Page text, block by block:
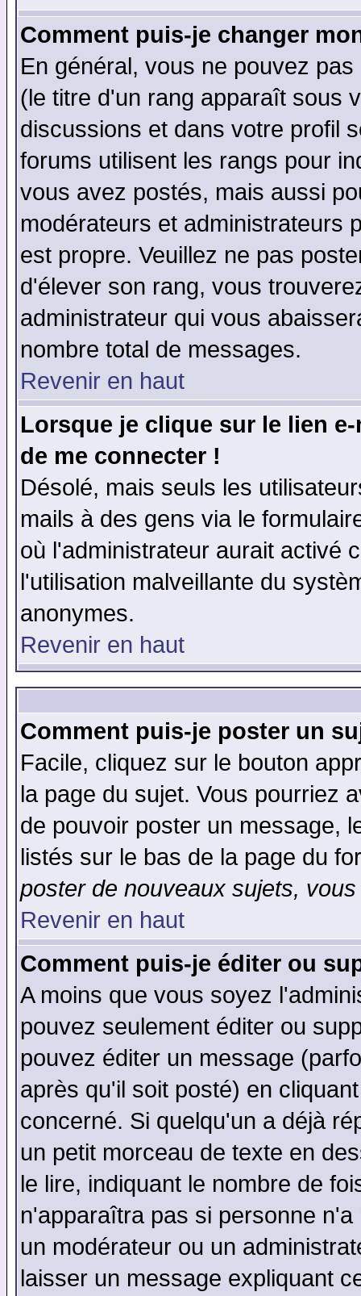
Comment puis-je changer
En général, vous ne pouvez
(le titre d'un rang apparaît sous
discussions et dans votre profil
forums utilisent les rangs pour
vous avez postés, mais aussi
modérateurs et administrateurs
est propre. Veuillez ne pas
d'élever son rang, vous
administrateur qui vous
nombre total de messages.
Revenir en haut
Lorsque je clique sur le lien
de me connecter !
Désolé, mais seuls les
mails à des gens via le
où l'administrateur aurait activé
l'utilisation malveillante du
anonymes.
Revenir en haut
Comment puis-je poster un
Facile, cliquez sur le bouton
la page du sujet. Vous pourriez
de pouvoir poster un message,
listés sur le bas de la page du
poster de nouveaux sujets,
Revenir en haut
Comment puis-je éditer ou
A moins que vous soyez
pouvez seulement éditer ou
pouvez éditer un message
après qu'il soit posté) en
concerné. Si quelqu'un a déjà
un petit morceau de texte en
le lire, indiquant le nombre de
n'apparaîtra pas si personne
un modérateur ou un
laisser un message expliquant